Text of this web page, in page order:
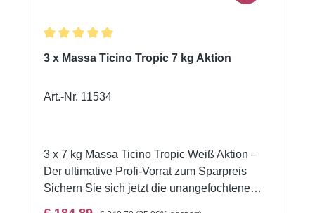
3 x Massa Ticino Tropic 7 kg Aktion
Art.-Nr. 11534
3 x 7 kg Massa Ticino Tropic Weiß Aktion –
Der ultimative Profi-Vorrat zum Sparpreis
Sichern Sie sich jetzt die unangefochtene
Regulärer Preis: